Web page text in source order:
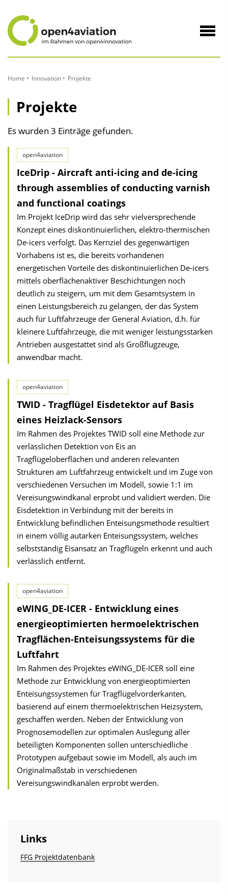
Inhalt
Home Innovation Projekte
Projekte
Es wurden 3 Einträge gefunden.
open4aviation
IceDrip - Aircraft anti-icing and de-icing
through assemblies of conducting varnish
and functional coatings
Im Projekt IceDrip wird das sehr vielversprechende
Konzept eines diskontinuierlichen, elektro-thermischen
De-icers verfolgt. Das Kernziel des gegenwärtigen
Vorhabens ist es, die bereits vorhandenen
energetischen Vorteile des diskontinuierlichen De-icers
mittels oberflächenaktiver Beschichtungen noch
deutlich zu steigern, um mit dem Gesamtsystem in
einen Leistungsbereich zu gelangen, der das System
auch für Luftfahrzeuge der General Aviation, d.h. für
kleinere Luftfahrzeuge, die mit weniger leistungsstarken
Antrieben ausgestattet sind als Großflugzeuge,
anwendbar macht.
open4aviation
TWID - Tragflügel Eisdetektor auf Basis
eines Heizlack-Sensors
Im Rahmen des Projektes TWID soll eine Methode zur
verlässlichen Detektion von Eis an
Tragflügeloberflächen und anderen relevanten
Strukturen am Luftfahrzeug entwickelt und im Zuge von
verschiedenen Versuchen im Modell, sowie 1:1 im
Vereisungswindkanal erprobt und validiert werden. Die
Eisdetektion in Verbindung mit der bereits in
Entwicklung befindlichen Enteisungsmethode resultiert
in einem völlig autarken Enteisungssystem, welches
selbstständig Eisansatz an Tragflügeln erkennt und auch
verlässlich entfernt.
open4aviation
eWING_DE-ICER - Entwicklung eines
energieoptimierten hermoelektrischen
Tragflächen-Enteisungssystems für die
Luftfahrt
Im Rahmen des Projektes eWING_DE-ICER soll eine
Methode zur Entwicklung von energieoptimierten
Enteisungssystemen für Tragflügelvorderkanten,
basierend auf einem thermoelektrischen Heizsystem,
geschaffen werden. Neben der Entwicklung von
Prognosemodellen zur optimalen Auslegung aller
beteiligten Komponenten sollen unterschiedliche
Prototypen aufgebaut sowie im Modell, als auch im
Originalmaßstab in verschiedenen
Vereisungswindkanälen erprobt werden.
Links
FFG Projektdatenbank